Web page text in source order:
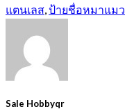
แตนเลส,ป้ายชื่อหมาแมว
Sale Hobbyqr